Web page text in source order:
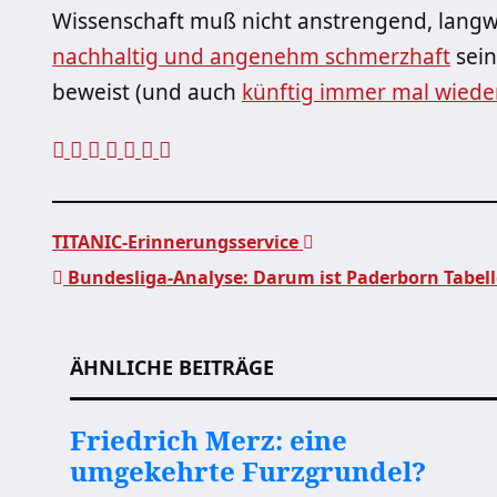
Wissenschaft muß nicht anstrengend,
nachhaltig und angenehm schmerzhaft
beweist (und auch künftig immer mal
TITANIC-Erinnerungsservice
Bundesliga-Analyse: Darum ist Paderborn
ÄHNLICHE BEITRÄGE
Friedrich Merz: eine
umgekehrte Furzgrundel?